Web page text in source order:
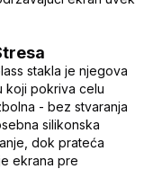
stakla je njegova
koji pokriva celu
- bez stvaranja
silikonska
dok prateća
ekrana pre